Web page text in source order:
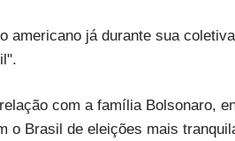
americano já durante sua
com a família Bolsonaro,
o Brasil de eleições mais